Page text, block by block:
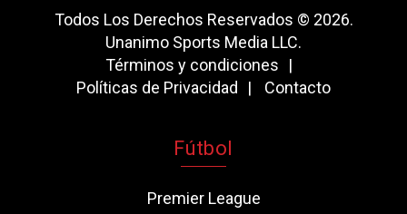
Todos Los Derechos Reservados © 2026.
Unanimo Sports Media LLC.
Términos y condiciones
Políticas de Privacidad
Contacto
Fútbol
Premier League